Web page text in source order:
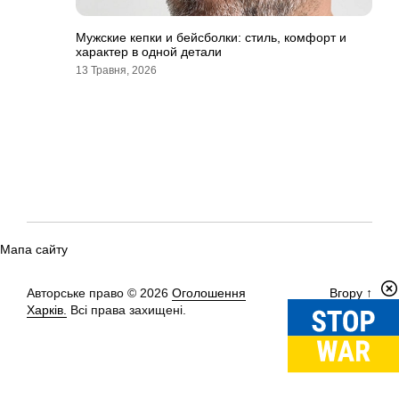
Мужские кепки и бейсболки: стиль, комфорт и
характер в одной детали
13 Травня, 2026
Мапа сайту
Авторське право © 2026 Оголошення
Харків. Всі права захищені.
Вгору ↑